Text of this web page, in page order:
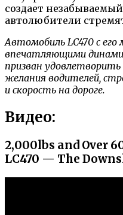
создает
автолюбители
Автомобиль LC470 с
впечатляющими
призван
желания водителей,
и скорость на дороге.
Видео:
2,000lbs and Over
LC470 — The